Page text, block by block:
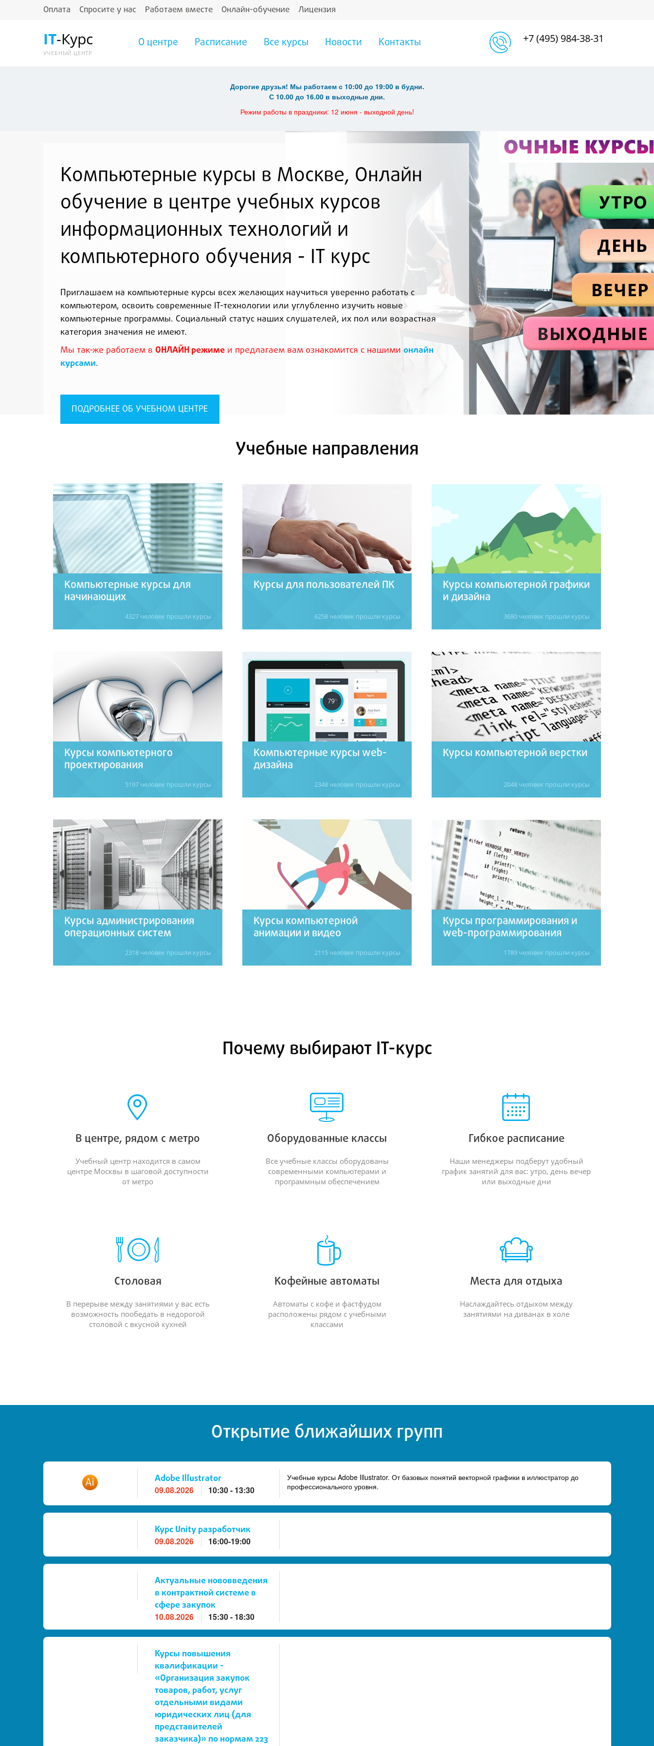
Оплата Спросите у нас Работаем вместе Онлайн-обучение Лицензия
IT-Курс
УЧЕБНЫЙ ЦЕНТР
О центре Расписание Все курсы Новости Контакты +7 (495) 984-38-31
Дорогие друзья! Мы работаем с 10:00 до 19:00 в будни.
С 10.00 до 16.00 в выходные дни.
Режим работы в праздники: 12 июня - выходной день!
Компьютерные курсы в Москве, Онлайн
обучение в центре учебных курсов
информационных технологий и
компьютерного обучения - IT курс
Приглашаем на компьютерные курсы всех желающих научиться уверенно работать с
компьютером, освоить современные IT-технологии или углубленно изучить новые
компьютерные программы. Социальный статус наших слушателей, их пол или возрастная
категория значения не имеют.
Мы так-же работаем в ОНЛАЙН режимеи предлагаем вам ознакомится с нашими онлайн
курсами.
ПОДРОБНЕЕ ОБ УЧЕБНОМ ЦЕНТРЕ
Учебные направления
Компьютерные курсы для
начинающих
4327 человек прошли курсы
Курсы данного раздела помогут вам
офисных приложений (Microsoft Office,
Подробнее
Курсы для пользователей ПК
6258 человек прошли курсы
Курсы пользователей ПК – отличная
навыки, необходимые для вашего
профессионального роста.
Подробнее
Курсы компьютерной графики
и дизайна
3680 человек прошли курсы
Знакомство с современными технологиями
курсы обучения Photoshop, Illustrator,
CorelDraw.
Подробнее
Курсы компьютерного
проектирования
5197 человек прошли курсы
Компьютерное проектирование (САПР),
начинающих и комплексные курсы.
Подробнее
Компьютерные курсы web-
дизайна
2348 человек прошли курсы
Обучение с нуля web-дизайнеров и html-
качественного дизайна web-сайтов.
Курсы компьютерной верстки
2048 человек прошли курсы
Обучение верстальщиков. InDesign,
по компьютерной верстке и допечатной
подготовке.
Подробнее
Курсы администрирования
операционных систем
2318 человек прошли курсы
Курсы по подготовке системных
Курсы компьютерной
анимации и видео
2115 человек прошли курсы
Обучение созданию компьютерной
Курсы программирования и
web-программирования
1789 человек прошли курсы
Обучение основам программирования
Почему выбирают IT-курс
В центре, рядом с метро
Учебный центр находится в самом
центре Москвы в шаговой доступности
от метро
Оборудованные классы
Все учебные классы оборудованы
современными компьютерами и
программным обеспечением
Гибкое расписание
Наши менеджеры подберут удобный
график занятий для вас: утро, день вечер
или выходные дни
Столовая
В перерыве между занятиями у вас есть
возможность пообедать в недорогой
столовой с вкусной кухней
Кофейные автоматы
Автоматы с кофе и фастфудом
расположены рядом с учебными
классами
Места для отдыха
Наслаждайтесь отдыхом между
занятиями на диванах в холе
Открытие ближайших групп
Adobe Illustrator
09.08.2026 10:30 - 13:30
Учебные курсы Adobe Illustrator. От базовых понятий векторной графики в иллюстратор до
профессионального уровня.
Курс Unity разработчик
09.08.2026 16:00-19:00
Актуальные нововведения
в контрактной системе в
сфере закупок
10.08.2026 15:30 - 18:30
Курсы повышения
квалификации -
«Организация закупок
товаров, работ, услуг
отдельными видами
юридических лиц (для
представителей
заказчика)» по нормам 223